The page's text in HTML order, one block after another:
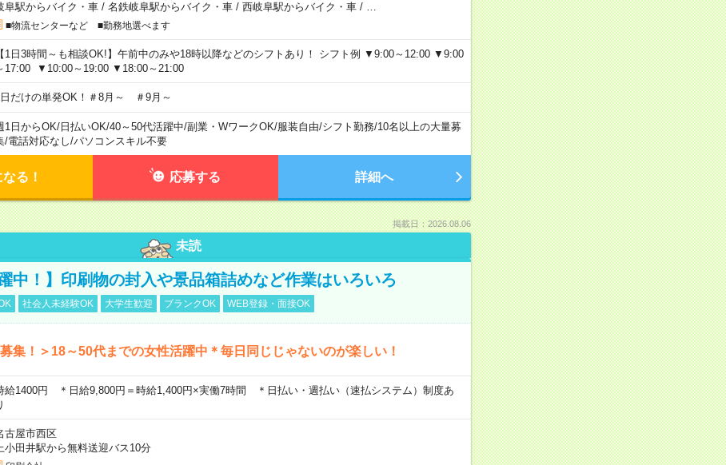
阜駅からバイク・車/ 名鉄岐阜駅からバイク・車/ 西岐阜駅からバイク・車/ …
■物流センターなど ■勤務地選べます
【1日3時間～も相談OK!】午前中のみや18時以降などのシフトあり！ シフト例 ▼9:00～12:00 ▼9:00
17:00 ▼10:00～19:00 ▼18:00～21:00
だけの単発OK！＃8月～ ＃9月～
1日からOK/日払いOK/40～50代活躍中/副業・WワークOK/服装自由/シフト勤務/10名以上の大量募
/電話対応なし/パソコンスキル不要
る！ 応募する 詳細へ
掲載日：2026.08.06
未読
中！】印刷物の封入や景品箱詰めなど作業はいろいろ
社会人未経験OK 大学生歓迎 ブランクOK WEB登録・面接OK
集！＞18～50代までの女性活躍中＊毎日同じじゃないのが楽しい！
給1400円 ＊日給9,800円＝時給1,400円×実働7時間 ＊日払い・週払い（速払システム）制度あ
古屋市西区
小田井駅から無料送迎バス10分